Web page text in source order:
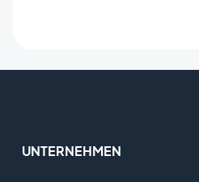
UNTERNEHMEN